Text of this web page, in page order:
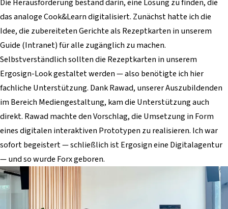
Die Herausforderung bestand darin, eine Lösung zu finden, die
das analoge Cook&Learn digitalisiert. Zunächst hatte ich die
Idee, die zubereiteten Gerichte als Rezeptkarten in unserem
Guide (Intranet) für alle zugänglich zu machen.
Selbstverständlich sollten die Rezeptkarten in unserem
Ergosign-Look gestaltet werden — also benötigte ich hier
fachliche Unterstützung. Dank Rawad, unserer Auszubildenden
im Bereich Mediengestaltung, kam die Unterstützung auch
direkt. Rawad machte den Vorschlag, die Umsetzung in Form
eines digitalen interaktiven Prototypen zu realisieren. Ich war
sofort begeistert — schließlich ist Ergosign eine Digitalagentur
— und so wurde Forx geboren.